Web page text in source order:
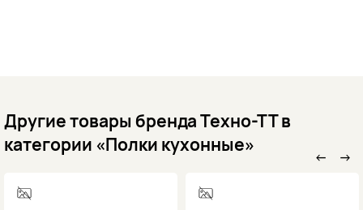
Другие товары бренда Техно-ТТ в
категории «Полки кухонные»
← →